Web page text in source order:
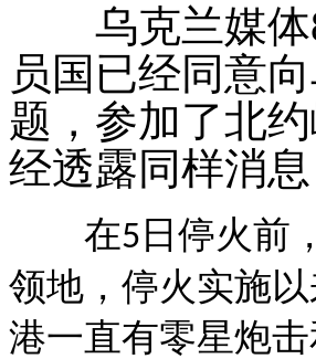
乌克兰媒体
员国已经同意
题，参加了北
经透露同样消
在5 日停火前
领地，停火实施
港一直有零星炮